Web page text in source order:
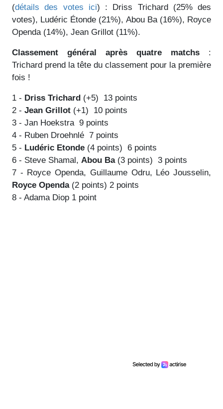
(détails des votes ici) : Driss Trichard (25% des
votes), Ludéric Étonde (21%), Abou Ba (16%), Royce
Openda (14%), Jean Grillot (11%).
Classement général après quatre matchs :
Trichard prend la tête du classement pour la première
fois !
1 - Driss Trichard (+5) 13 points
2 - Jean Grillot (+1) 10 points
3 - Jan Hoekstra 9 points
4 - Ruben Droehnlé 7 points
5 - Ludéric Etonde (4 points) 6 points
6 - Steve Shamal, Abou Ba(3 points) 3 points
7 - Royce Openda, Guillaume Odru, Léo Jousselin,
Royce Openda(2 points) 2 points
8 - Adama Diop 1 point